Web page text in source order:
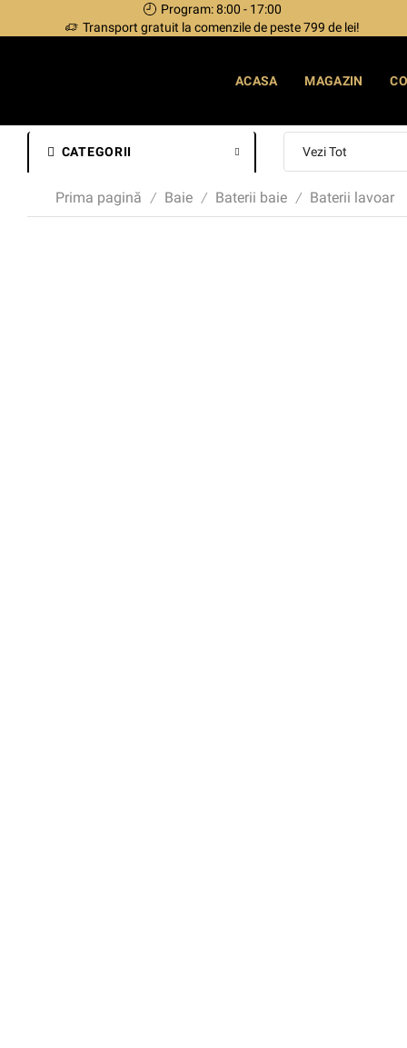
Program: 8:00 - 17:00
Transport gratuit la comenzile de peste 799 de lei!
ACASA MAGAZIN
CATEGORII
Prima pagină / Baie / Baterii baie / Baterii lavoar